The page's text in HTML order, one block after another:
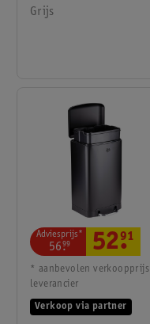
Grijs
Verkoop via partner
Adviesprijs*
56.
99 52.
91
* aanbevolen verkoopprijs
leverancier